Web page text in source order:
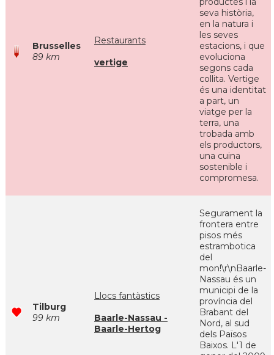
Brusselles
89 km
Restaurants
vertige
seva història,
en la natura i
les seves
estacions, i que
evoluciona
segons cada
collita. Vertige
és una identitat
a part, un
viatge per la
terra, una
trobada amb
els productors,
una cuina
sostenible i
compromesa.
Tilburg
99 km
Llocs fantàstics
Baarle-Nassau -
Baarle-Hertog
Segurament la
frontera entre
pisos més
estrambotica
del
mon!\r\nBaarle-
Nassau és un
municipi de la
província del
Brabant del
Nord, al sud
dels Països
Baixos. L'1 de